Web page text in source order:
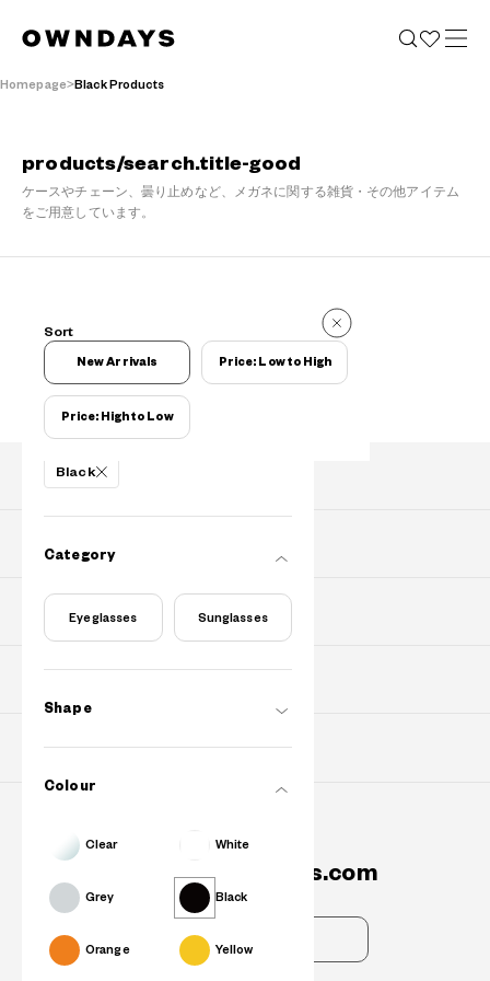
Homepage Black Products
products/search.title-good
ケースやチェーン、曇り止めなど、メガネに関する雑貨・その他アイテム
をご用意しています。
Items
Filters
Black
Category
Eyeglasses Sunglasses
Shape
Colour
Clear White
Grey Black
Orange Yellow
Sort
New Arrivals Price: Low to High
Price: High to Low
PRODUCTS
Find Shops
SUPPORT
Contact Us
info.my@owndays.com